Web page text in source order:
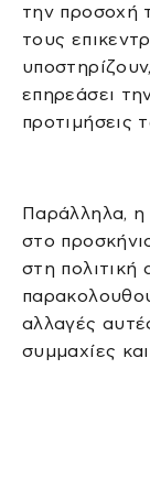
την προσοχή
τους
επηρεάσει
προτιμήσεις
Παράλληλα,
στο
στη πολιτική
αλλαγές
συμμαχίες